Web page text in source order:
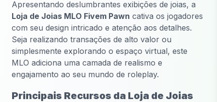
Apresentando deslumbrantes exibições de joias, a
Loja de Joias MLO Fivem Pawn cativa os jogadores
com seu design intricado e atenção aos detalhes.
Seja realizando transações de alto valor ou
simplesmente explorando o espaço virtual, este
MLO adiciona uma camada de realismo e
engajamento ao seu mundo de roleplay.
Principais Recursos da Loja de Joias